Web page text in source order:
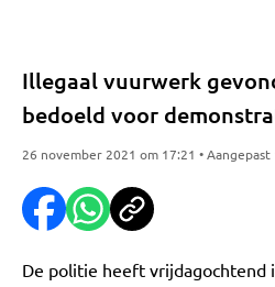
Illegaal vuurwerk
bedoeld voor
26 november 2021 om 17:21 •
De politie heeft vrijdagochtend